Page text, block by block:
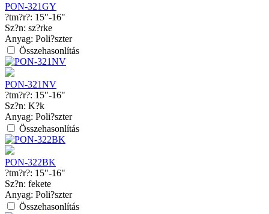
PON-321GY
?tm?r?: 15"-16"
Sz?n: sz?rke
Anyag: Poli?szter
Összehasonlítás
PON-321NV
?tm?r?: 15"-16"
Sz?n: K?k
Anyag: Poli?szter
Összehasonlítás
PON-322BK
?tm?r?: 15"-16"
Sz?n: fekete
Anyag: Poli?szter
Összehasonlítás